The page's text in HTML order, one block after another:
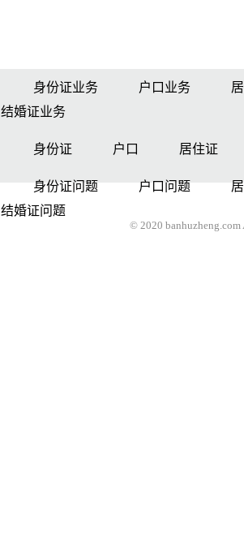
身份证业务 户口业务
结婚证业务
身份证 户口 居住证
身份证问题 户口问题
结婚证问题
© 2020